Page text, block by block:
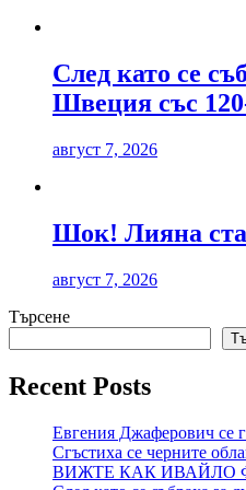
След като се
Швеция със
август 7, 2026
Шок! Лияна
август 7, 2026
Търсене
Recent Posts
Евгения Джаферович се
Сгъстиха се черните
ВИЖТЕ КАК ИВАЙЛО